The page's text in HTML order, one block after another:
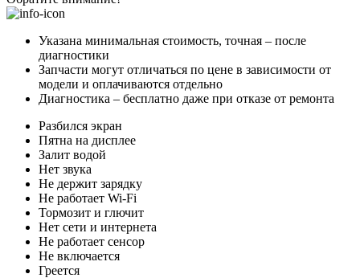
Указана минимальная стоимость, точная – после
диагностики
Запчасти могут отличаться по цене в зависимости от
модели и оплачиваются отдельно
Диагностика – бесплатно даже при отказе от ремонта
Разбился экран
Пятна на дисплее
Залит водой
Нет звука
Не держит зарядку
Не работает Wi-Fi
Тормозит и глючит
Нет сети и интернета
Не работает сенсор
Не включается
Греется